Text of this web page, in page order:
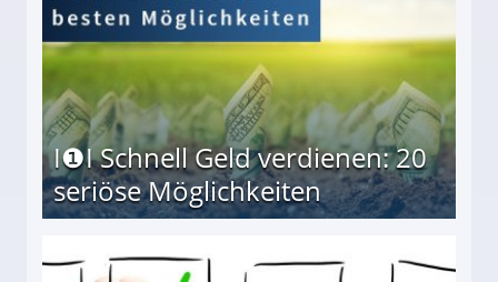
I❶I Schnell Geld verdienen: 20
seriöse Möglichkeiten